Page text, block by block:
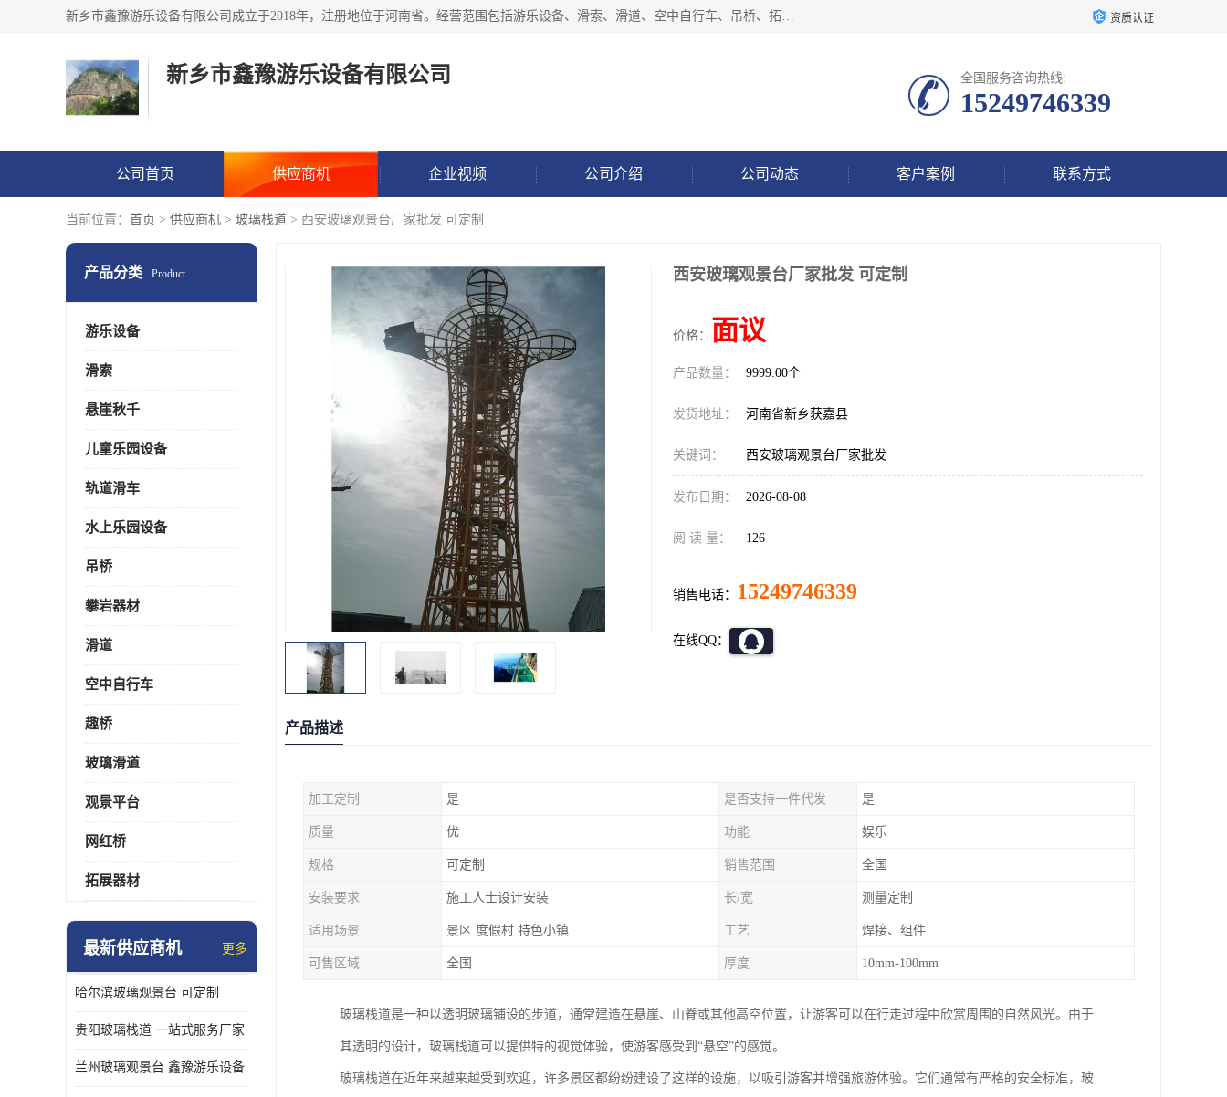
新乡市鑫豫游乐设备有限公司成立于2018年，注册地位于河南省。经营范围包括游乐设备、滑索、滑道、空中自行车、吊桥、拓展器材、攀岩器材、趣桥、悬崖秋千、网红桥、儿童乐园设备、水上乐园设备、丛林穿越设备、音乐呐喊设备、轨道滑车、栈道、玻璃滑道、观景平台、景观包装的设计、制造、销售、安装、维修，景区策划服务。 资质认证
新乡市鑫豫游乐设备有限公司 全国服务咨询热线:
15249746339
公司首页 供应商机 企业视频 公司介绍 公司动态 客户案例 联系方式
当前位置： 首页 > 供应商机 > 玻璃栈道 > 西安玻璃观景台厂家批发 可定制
产品分类 Product
游乐设备
滑索
悬崖秋千
儿童乐园设备
轨道滑车
水上乐园设备
吊桥
攀岩器材
滑道
空中自行车
趣桥
玻璃滑道
观景平台
网红桥
拓展器材
最新供应商机 更多
哈尔滨玻璃观景台 可定制
贵阳玻璃栈道 一站式服务厂家
兰州玻璃观景台 鑫豫游乐设备
西安玻璃观景台厂家批发 可定制
价格： 面议
产品数量： 9999.00个
发货地址： 河南省新乡获嘉县
关键词： 西安玻璃观景台厂家批发
发布日期： 2026-08-08
阅 读 量： 126
销售电话： 15249746339
在线QQ：
产品描述
加工定制 是 是否支持一件代发 是
质量 优 功能 娱乐
规格 可定制 销售范围 全国
安装要求 施工人士设计安装 长/宽 测量定制
适用场景 景区 度假村 特色小镇 工艺 焊接、组件
可售区域 全国 厚度 10mm-100mm
玻璃栈道是一种以透明玻璃铺设的步道，通常建造在悬崖、山脊或其他高空位置，让游客可以在行走过程中欣赏周围的自然风光。由于
其透明的设计，玻璃栈道可以提供特的视觉体验，使游客感受到“悬空”的感觉。
玻璃栈道在近年来越来越受到欢迎，许多景区都纷纷建设了这样的设施，以吸引游客并增强旅游体验。它们通常有严格的安全标准，玻